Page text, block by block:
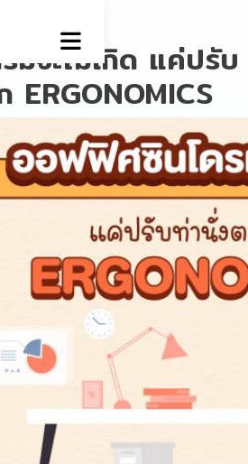
จะไม่เกิด แค่ปรับ
ERGONOMICS